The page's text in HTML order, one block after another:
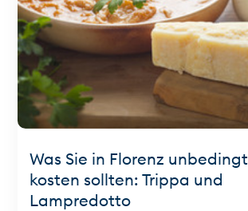
Was Sie in Florenz unbedingt
kosten sollten: Trippa und
Lampredotto